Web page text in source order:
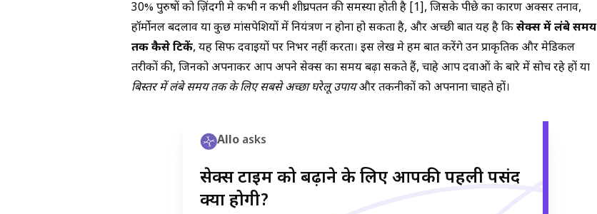
30% पुरुषों को ज़िंदगी मे कभी न कभी शीघ्रपतन की समस्या होती है [1], जिसके पीछे का कारण अक्सर तनाव,
हॉर्मोनल बदलाव या कुछ मांसपेशियों में नियंत्रण न होना हो सकता है, और अच्छी बात यह है किसेक्स में लंबे समय
तक कैसे टिकें, यह सिर्फ दवाइयों पर निर्भर नहीं करता। इस लेख मे हम बात करेंगे उन प्राकृतिक और मेडिकल
तरीकों की, जिनको अपनाकर आप अपने सेक्स का समय बढ़ा सकते हैं, चाहे आप दवाओं के बारे में सोच रहे हों या
बिस्तर में लंबे समय तक के लिए सबसे अच्छा घरेलू उपायऔर तकनीकों को अपनाना चाहते हों।
Allo asks
सेक्स टाइम को बढ़ाने के लिए आपकी पहली पसंद
क्या होगी?